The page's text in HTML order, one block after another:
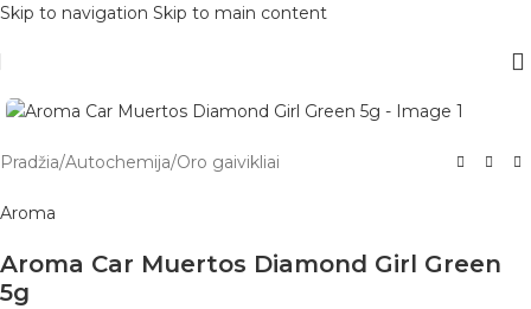
Skip to navigation Skip to main content
Pradžia/Autochemija/Oro gaivikliai
Aroma
Aroma Car Muertos Diamond Girl Green
5g